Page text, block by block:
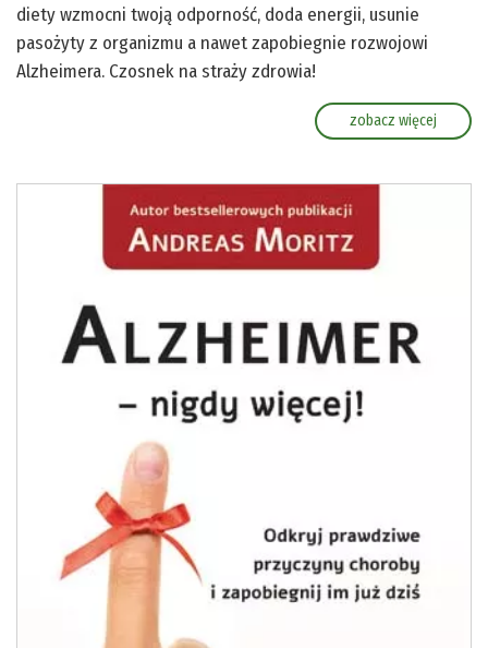
diety wzmocni twoją odporność, doda energii, usunie
pasożyty z organizmu a nawet zapobiegnie rozwojowi
Alzheimera. Czosnek na straży zdrowia!
zobacz więcej